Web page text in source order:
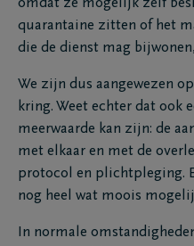
omdat ze mogelijk zelf
quarantaine zitten of het
die de dienst mag
We zijn dus aangewezen
kring. Weet echter dat ook
meerwaarde kan zijn: de
met elkaar en met de
protocol en plichtpleging.
nog heel wat moois
In normale